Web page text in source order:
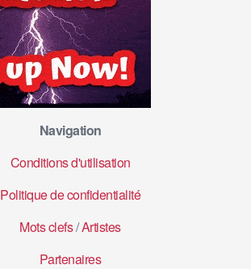
Navigation
Conditions d'utilisation
Politique de confidentialité
Mots clefs/Artistes
Partenaires